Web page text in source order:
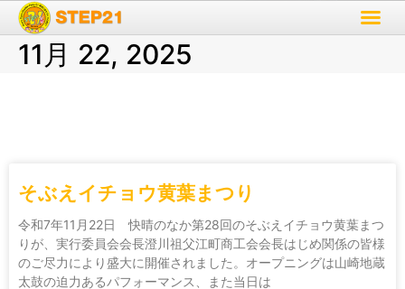
11月 22, 2025
そぶえイチョウ黄葉まつり
令和7年11月22日 快晴のなか第28回のそぶえイチョウ黄葉まつ
りが、実行委員会会長澄川祖父江町商工会会長はじめ関係の皆様
のご尽力により盛大に開催されました。オープニングは山崎地蔵
太鼓の迫力あるパフォーマンス、また当日は